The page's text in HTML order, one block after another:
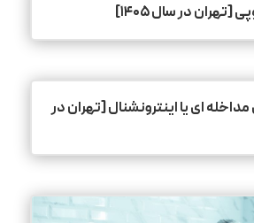
در سال ۱۴۰۵]
ای یا اینترونشنال [تهران در